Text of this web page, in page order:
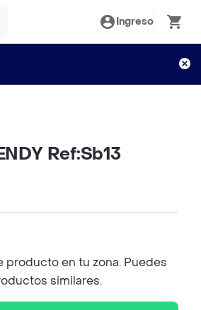
Ingreso
Ref:Sb13
en tu zona. Puedes
similares.